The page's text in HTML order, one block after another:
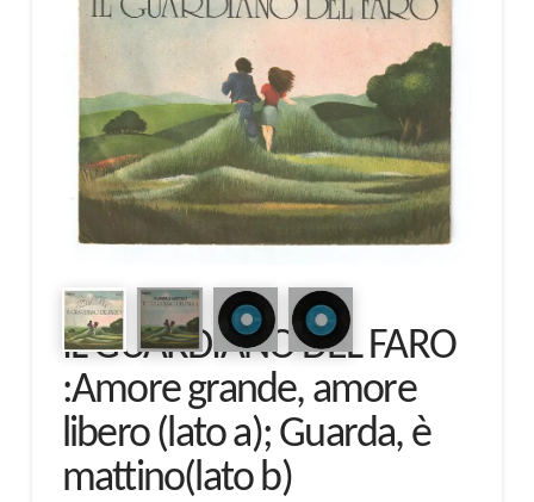
IL GUARDIANO DEL FARO
:Amore grande, amore
libero (lato a); Guarda, è
mattino(lato b)